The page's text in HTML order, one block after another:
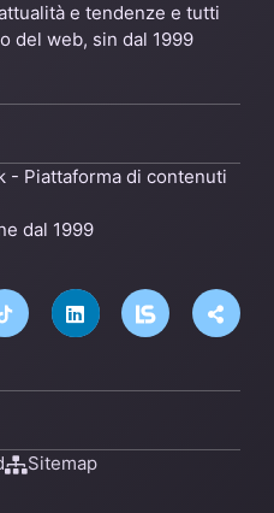
e tendenze e tutti
del web, sin dal 1999
- Piattaforma di contenuti
dal 1999
Sitemap